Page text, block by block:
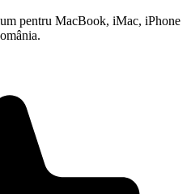
pentru MacBook, iMac, iPhone